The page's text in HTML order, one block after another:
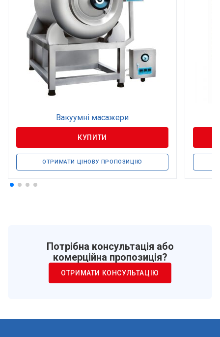
Вакуумні масажери
КУПИТИ
ОТРИМАТИ ЦІНОВУ ПРОПОЗИЦІЮ
Потрібна консультація або
комерційна пропозиція?
ОТРИМАТИ КОНСУЛЬТАЦІЮ